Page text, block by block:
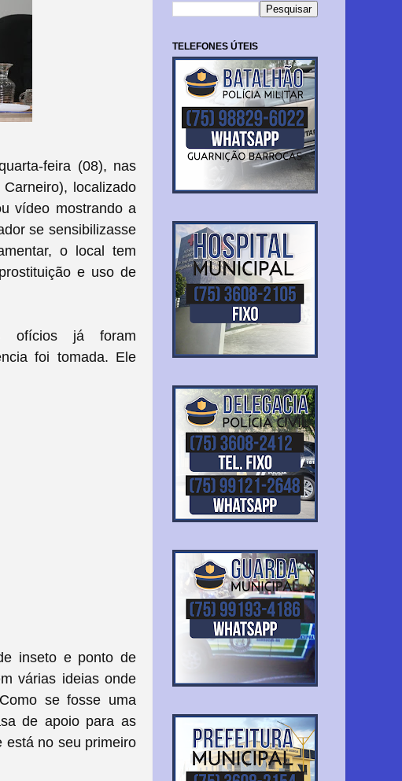
feira (08), nas
localizado
vídeo mostrando a
se sensibilizasse
o local tem
e uso de
ofícios já foram
foi tomada. Ele
inseto e ponto de
várias ideias onde
se fosse uma
de apoio para as
está no seu primeiro
TELEFONES ÚTEIS